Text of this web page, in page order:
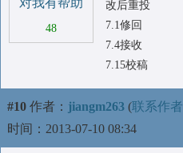
对我有帮助
48
改后重投
7.1修回
7.4接收
7.15校稿
#10 作者： jiangm263 (联系作者
时间：2013-07-10 08:34